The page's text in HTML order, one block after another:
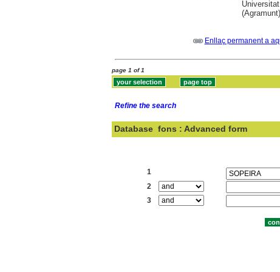
(Agramunt)
Enllaç permanent a
page 1 of 1
Refine the search
Database fons : Advanced form
1
2
3